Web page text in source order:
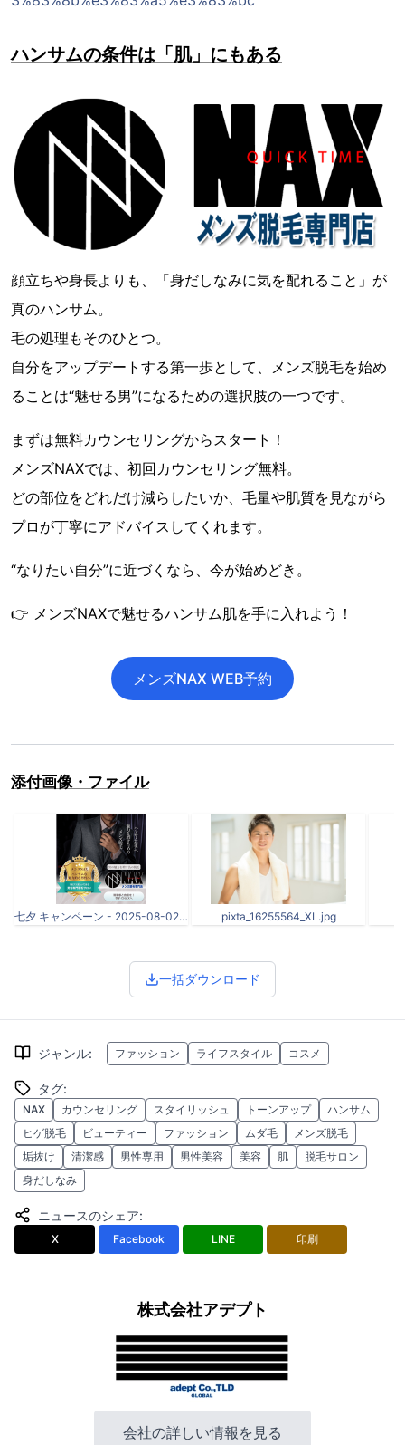
ハンサムの条件は「肌」にもある
顔立ちや身長よりも、「身だしなみに気を配れること」が
真のハンサム。
毛の処理もそのひとつ。
自分をアップデートする第一歩として、メンズ脱毛を始め
ることは“魅せる男”になるための選択肢の一つです。
まずは無料カウンセリングからスタート！
メンズNAXでは、初回カウンセリング無料。
どの部位をどれだけ減らしたいか、毛量や肌質を見ながら
プロが丁寧にアドバイスしてくれます。
“なりたい自分”に近づくなら、今が始めどき。
👉 メンズNAXで魅せるハンサム肌を手に入れよう！
メンズNAX WEB予約
添付画像・ファイル
七夕 キャンペーン - 2025-08-02T130320.438.png pixta_16255564_XL.jpg
一括ダウンロード
ジャンル: ファッション ライフスタイル コスメ
タグ:
NAX カウンセリング スタイリッシュ トーンアップ
ハンサム
ヒゲ脱毛
ビューティー ファッション ムダ毛
メンズ脱毛
垢抜け
清潔感 男性専用 男性美容 美容 肌
脱毛サロン
身だしなみ
ニュースのシェア:
X Facebook LINE 印刷
株式会社アデプト
会社の詳しい情報を見る